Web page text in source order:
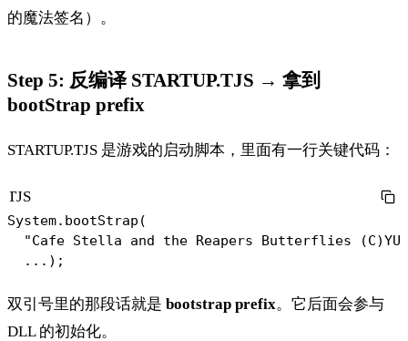
的魔法签名）。
Step 5: 反编译 STARTUP.TJS → 拿到
bootStrap prefix
STARTUP.TJS 是游戏的启动脚本，里面有一行关键代码：
TJS
System.bootStrap(
"Cafe Stella and the Reapers Butterflies
双引号里的那段话就是 bootstrap prefix。它后面会参与
DLL 的初始化。